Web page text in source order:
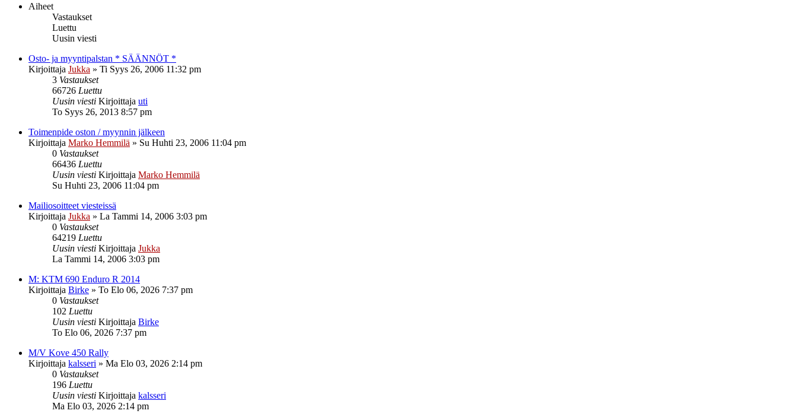
Aiheet
Vastaukset
Luettu
Uusin viesti
Osto- ja myyntipalstan * SÄÄNNÖT *
Kirjoittaja Jukka » Ti Syys 26, 2006 11:32 pm
3 Vastaukset
66726 Luettu
Uusin viesti Kirjoittaja uti
To Syys 26, 2013 8:57 pm
Toimenpide oston / myynnin jälkeen
Kirjoittaja Marko Hemmilä » Su Huhti 23, 2006 11:04 pm
0 Vastaukset
66436 Luettu
Uusin viesti Kirjoittaja Marko Hemmilä
Su Huhti 23, 2006 11:04 pm
Mailiosoitteet viesteissä
Kirjoittaja Jukka » La Tammi 14, 2006 3:03 pm
0 Vastaukset
64219 Luettu
Uusin viesti Kirjoittaja Jukka
La Tammi 14, 2006 3:03 pm
M: KTM 690 Enduro R 2014
Kirjoittaja Birke » To Elo 06, 2026 7:37 pm
0 Vastaukset
102 Luettu
Uusin viesti Kirjoittaja Birke
To Elo 06, 2026 7:37 pm
M/V Kove 450 Rally
Kirjoittaja kalsseri » Ma Elo 03, 2026 2:14 pm
0 Vastaukset
196 Luettu
Uusin viesti Kirjoittaja kalsseri
Ma Elo 03, 2026 2:14 pm